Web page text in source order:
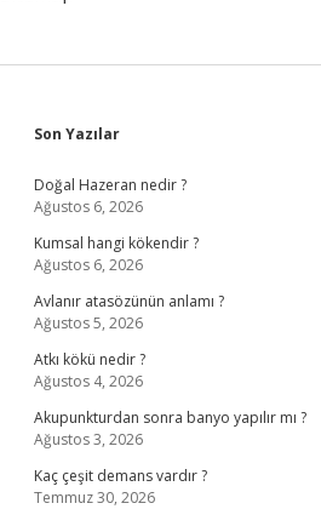
Sidebar
Son Yazılar
Doğal Hazeran nedir ?
Ağustos 6, 2026
Kumsal hangi kökendir ?
Ağustos 6, 2026
Avlanır atasözünün anlamı ?
Ağustos 5, 2026
Atkı kökü nedir ?
Ağustos 4, 2026
Akupunkturdan sonra banyo yapılır mı ?
Ağustos 3, 2026
Kaç çeşit demans vardır ?
Temmuz 30, 2026